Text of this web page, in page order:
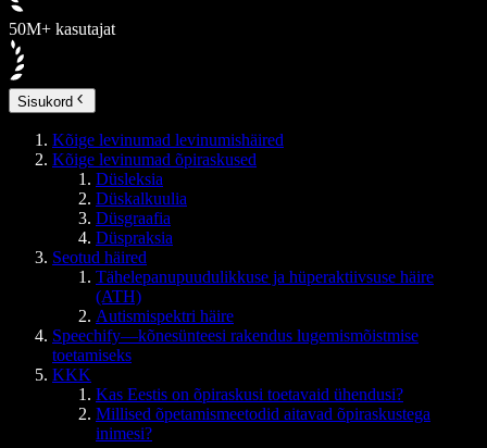
50M+ kasutajat
Sisukord
Kõige levinumad levinumishäired
Kõige levinumad õpiraskused
Düsleksia
Düskalkuulia
Düsgraafia
Düspraksia
Seotud häired
Tähelepanupuudulikkuse ja hüperaktiivsuse häire
(ATH)
Autismispektri häire
Speechify—kõnesünteesi rakendus lugemismõistmise
toetamiseks
KKK
Kas Eestis on õpiraskusi toetavaid ühendusi?
Millised õpetamismeetodid aitavad õpiraskustega
inimesi?